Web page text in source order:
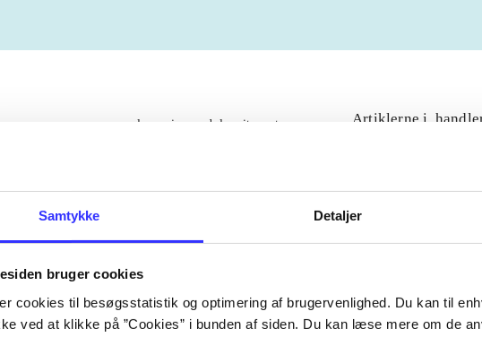
Samtykke Detaljer
bruger cookies
cookies til besøgsstatistik og optimering af brugervenlighed. Du kan til
ved at klikke på ”Cookies” i bunden af siden. Du kan læse mere om de
lorem ipsum dolor sit amet ...
Artiklerne i